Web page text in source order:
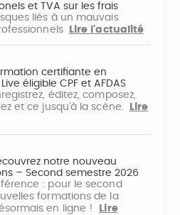
et TVA sur les frais
liés à un mauvais
Lire l'actualité
certifiante en
éligible CPF et AFDAS
éditez, composez,
et ce jusqu'à la scène.
Lire
notre nouveau
– Second semestre 2026
: pour le second
formations de la
en ligne !
Lire